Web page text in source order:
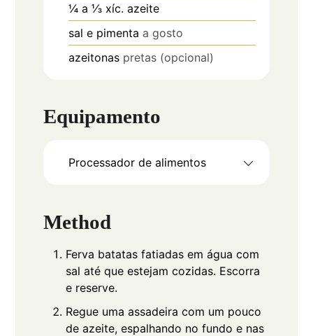
¼ a ⅓ xíc. azeite
sal e pimenta a gosto
azeitonas pretas (opcional)
Equipamento
Processador de alimentos
Method
Ferva batatas fatiadas em água com
sal até que estejam cozidas. Escorra
e reserve.
Regue uma assadeira com um pouco
de azeite, espalhando no fundo e nas